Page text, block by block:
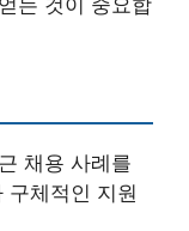
채용 사례를
구체적인 지원